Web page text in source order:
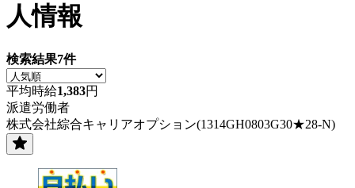
人情報
検索結果7件
平均時給1,383円
派遣労働者
株式会社綜合キャリアオプション(1314GH0803G30★28-N)